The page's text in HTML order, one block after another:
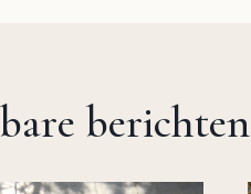
berichten